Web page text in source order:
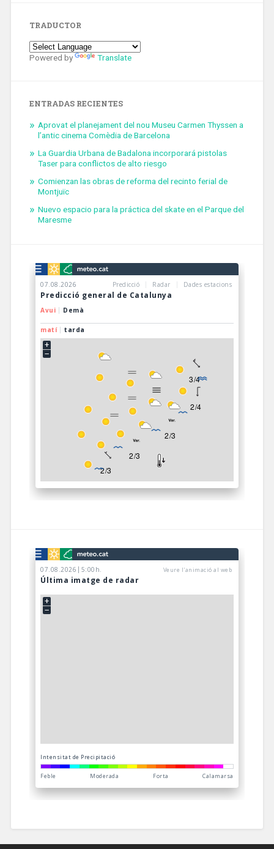
TRADUCTOR
Powered by Translate
ENTRADAS RECIENTES
Aprovat el planejament del nou Museu Carmen Thyssen a
l’antic cinema Comèdia de Barcelona
La Guardia Urbana de Badalona incorporará pistolas
Taser para conflictos de alto riesgo
Comienzan las obras de reforma del recinto ferial de
Montjuïc
Nuevo espacio para la práctica del skate en el Parque del
Maresme